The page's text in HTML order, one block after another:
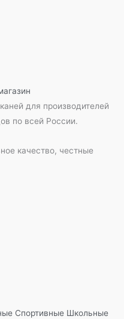
для производителей
по всей России.
качество, честные
Спортивные Школьные